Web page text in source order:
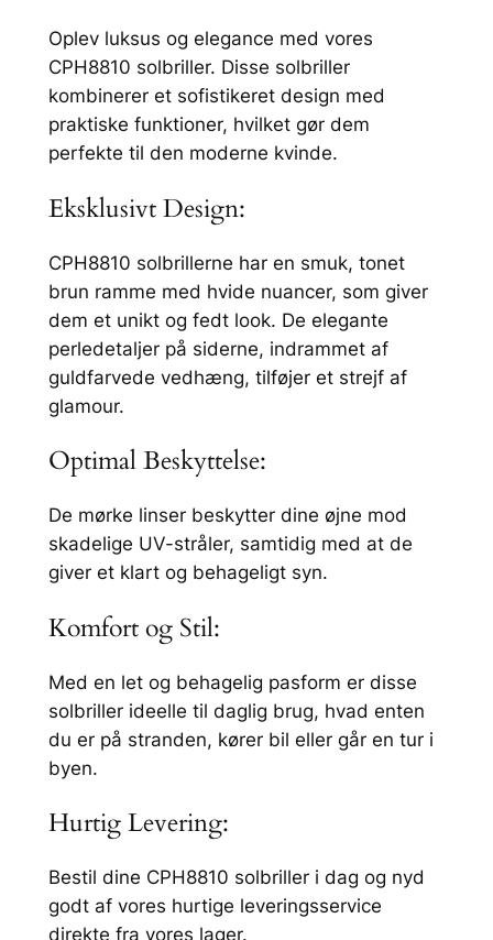
e
r
i
l
l
e
e
P
e
r
e
t
a
o
g
Oplev luksus og elegance med vores
CPH8810 solbriller. Disse solbriller
kombinerer et sofistikeret design med
praktiske funktioner, hvilket gør dem
perfekte til den moderne kvinde.
Eksklusivt Design:
CPH8810 solbrillerne har en smuk, tonet
brun ramme med hvide nuancer, som giver
dem et unikt og fedt look. De elegante
perledetaljer på siderne, indrammet af
guldfarvede vedhæng, tilføjer et strejf af
glamour.
Optimal Beskyttelse:
De mørke linser beskytter dine øjne mod
skadelige UV-stråler, samtidig med at de
giver et klart og behageligt syn.
Komfort og Stil:
Med en let og behagelig pasform er disse
solbriller ideelle til daglig brug, hvad enten
du er på stranden, kører bil eller går en tur i
byen.
Hurtig Levering:
Bestil dine CPH8810 solbriller i dag og nyd
godt af vores hurtige leveringsservice
direkte fra vores lager.